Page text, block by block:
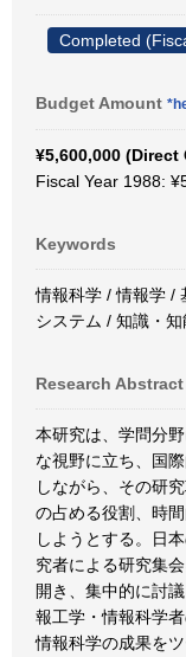
Completed
Budget Amount
¥5,600,000 (Direct
Fiscal Year 1988:
Keywords
情報科学 / 情報学 /
システム / 知識・知
Research Abstract
本研究は、学問分
な視野に立ち、国
しながら、その研
の占める役割、時
しようとする。日
究者による研究集
開き、集中的に討
報工学・情報科学
情報科学の成果を